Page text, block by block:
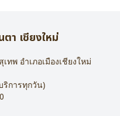
า เชียงใหม่
ทพ อำเภอเมืองเชียงใหม่
ริการทุกวัน)